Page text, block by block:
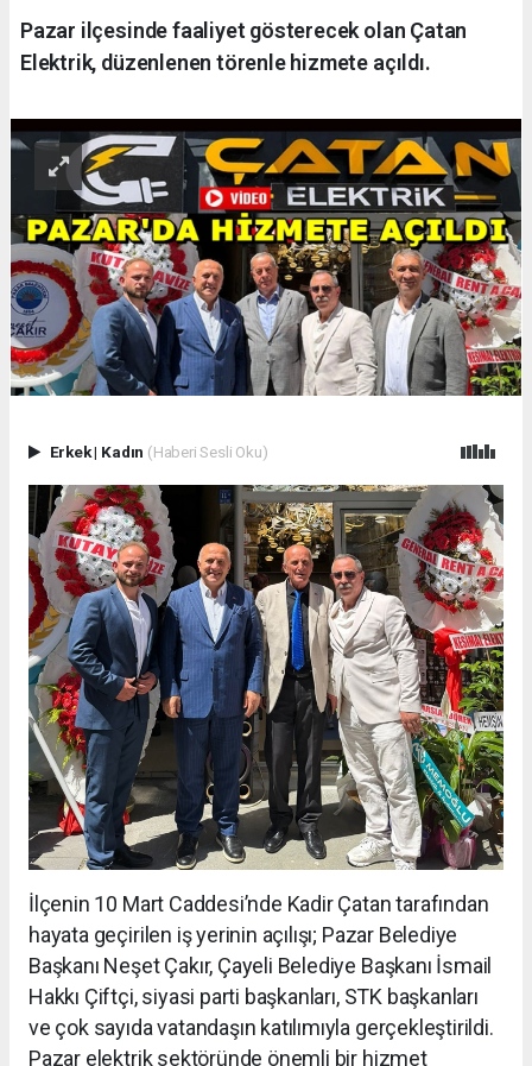
Pazar ilçesinde faaliyet gösterecek olan Çatan
Elektrik, düzenlenen törenle hizmete açıldı.
Erkek| Kadın (Haberi Sesli Oku)
İlçenin 10 Mart Caddesi’nde Kadir Çatan tarafından
hayata geçirilen iş yerinin açılışı; Pazar Belediye
Başkanı Neşet Çakır, Çayeli Belediye Başkanı İsmail
Hakkı Çiftçi, siyasi parti başkanları, STK başkanları
ve çok sayıda vatandaşın katılımıyla gerçekleştirildi.
Pazar elektrik sektöründe önemli bir hizmet